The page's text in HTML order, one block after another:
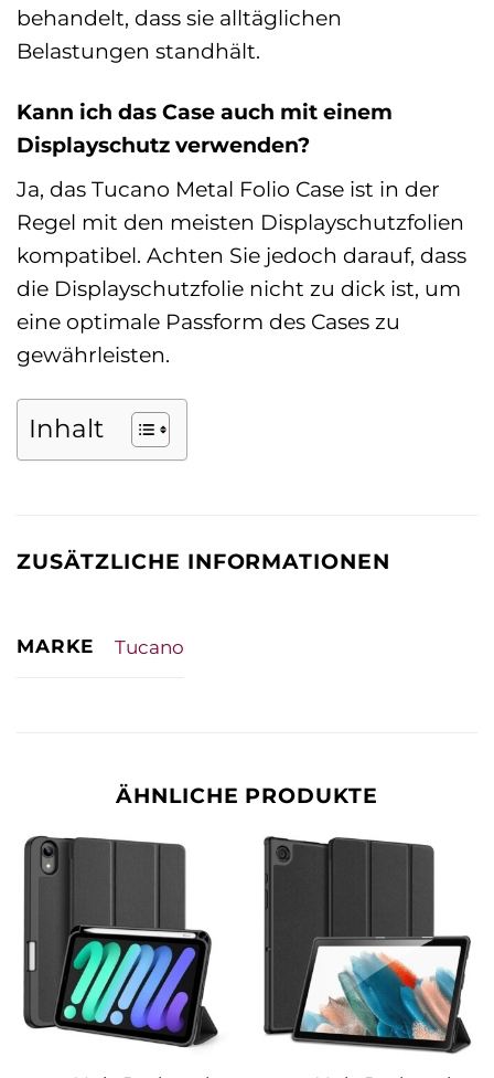
behandelt, dass sie alltäglichen
Belastungen standhält.
Kann ich das Case auch mit einem
Displayschutz verwenden?
Ja, das Tucano Metal Folio Case ist in der
Regel mit den meisten Displayschutzfolien
kompatibel. Achten Sie jedoch darauf, dass
die Displayschutzfolie nicht zu dick ist, um
eine optimale Passform des Cases zu
gewährleisten.
Inhalt
ZUSÄTZLICHE INFORMATIONEN
MARKE Tucano
ÄHNLICHE PRODUKTE